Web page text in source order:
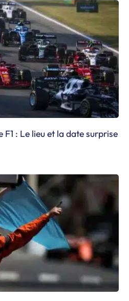
: Le lieu et la date surprise